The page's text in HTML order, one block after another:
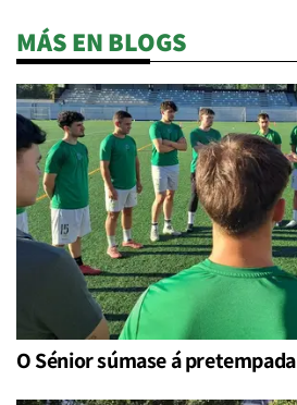
MÁS EN BLOGS
O Sénior súmase á pretempada